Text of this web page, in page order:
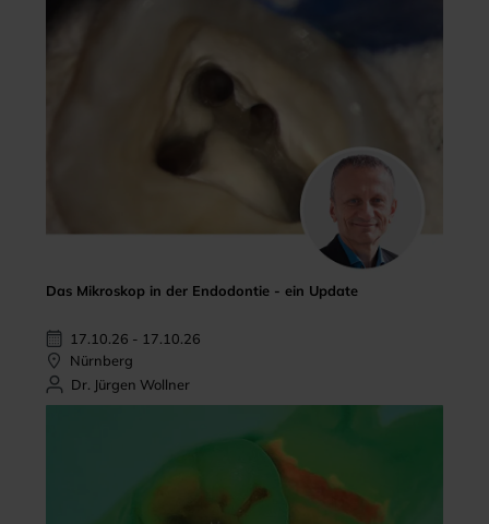
Das Mikroskop in der Endodontie - ein Update
17.10.26 - 17.10.26
Nürnberg
Dr. Jürgen Wollner